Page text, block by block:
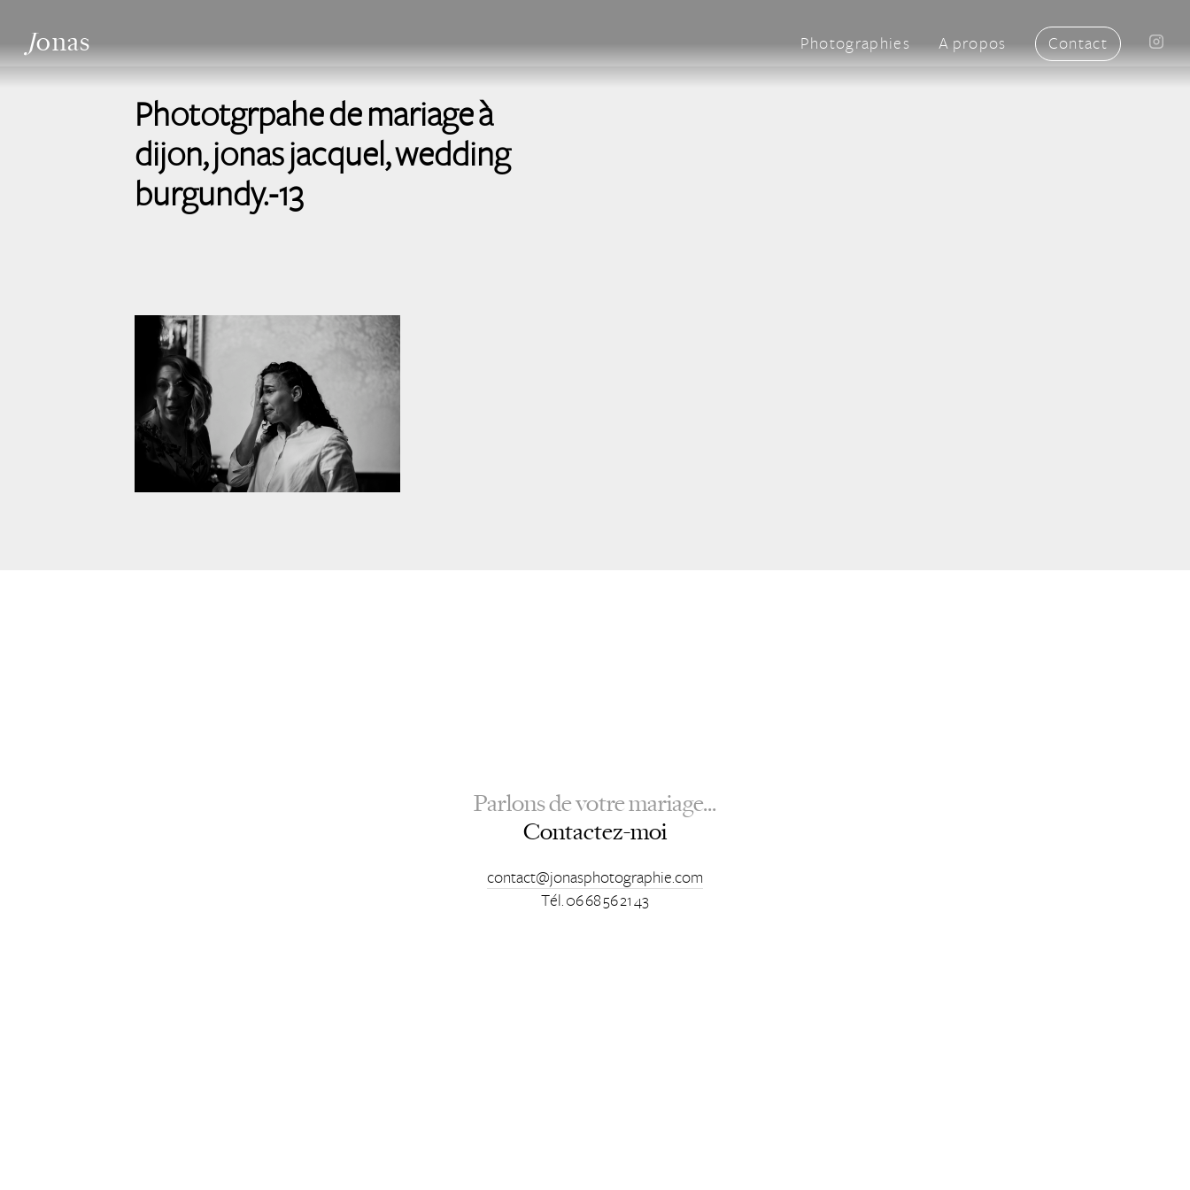
Jonas Photographies A propos Contact
Phototgrpahe de mariage à
dijon, jonas jacquel, wedding
burgundy.-13
Parlons de votre mariage...
Contactez-moi
contact@jonasphotographie.com
Tél. 06 68 56 21 43